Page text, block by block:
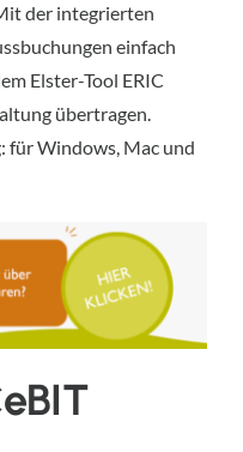
der integrierten
einfach
Elster-Tool ERIC
übertragen.
Windows, Mac und